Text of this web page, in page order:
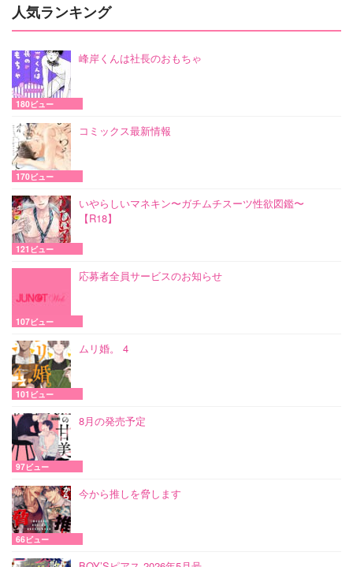
人気ランキング
峰岸くんは社長のおもちゃ
180ビュー
コミックス最新情報
170ビュー
いやらしいマネキン〜ガチムチスーツ性欲図鑑〜
【R18】
121ビュー
応募者全員サービスのお知らせ
107ビュー
ムリ婚。 4
101ビュー
8月の発売予定
97ビュー
今から推しを脅します
66ビュー